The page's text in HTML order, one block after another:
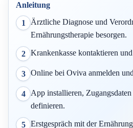
Anleitung
1
Ärztliche Diagnose und
Ernährungstherapie besorgen.
2 Krankenkasse kontaktieren
3 Online bei Oviva anmelden
4
App installieren,
definieren.
5 Erstgespräch mit der